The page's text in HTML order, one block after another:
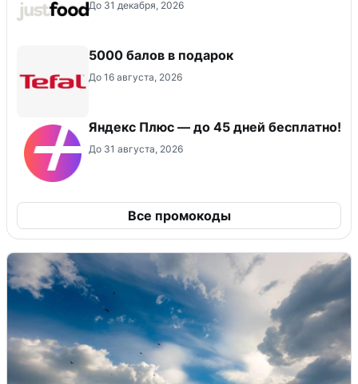
До 31 декабря, 2026
5000 балов в подарок
До 16 августа, 2026
Яндекс Плюс — до 45 дней бесплатно!
До 31 августа, 2026
Все промокоды